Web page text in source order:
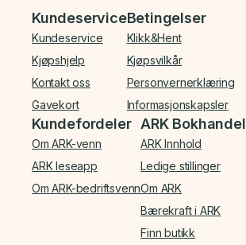
Bunnmeny
Kundeservice
Kundeservice
Kjøpshjelp
Kontakt oss
Gavekort
Betingelser
Klikk&Hent
Kjøpsvilkår
Personvernerklæring
Informasjonskapsler
Kundefordeler
Om ARK-venn
ARK leseapp
Om ARK-bedriftsvenn
ARK Bokhandel
ARK Innhold
Ledige stillinger
Om ARK
Bærekraft i ARK
Finn butikk